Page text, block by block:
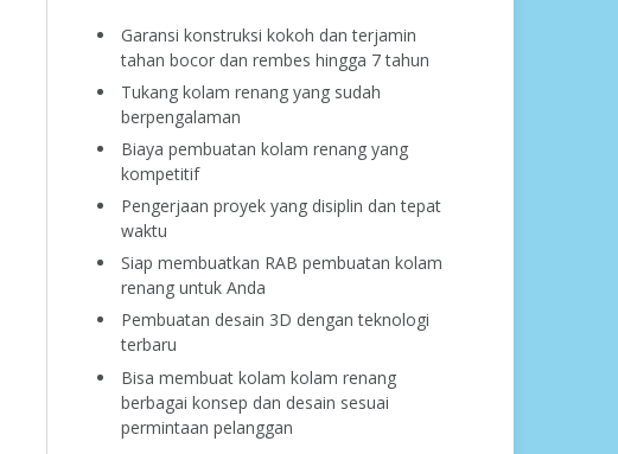
Garansi konstruksi kokoh dan terjamin
tahan bocor dan rembes hingga 7 tahun
Tukang kolam renang yang sudah
berpengalaman
Biaya pembuatan kolam renang yang
kompetitif
Pengerjaan proyek yang disiplin dan tepat
waktu
Siap membuatkan RAB pembuatan kolam
renang untuk Anda
Pembuatan desain 3D dengan teknologi
terbaru
Bisa membuat kolam kolam renang
berbagai konsep dan desain sesuai
permintaan pelanggan